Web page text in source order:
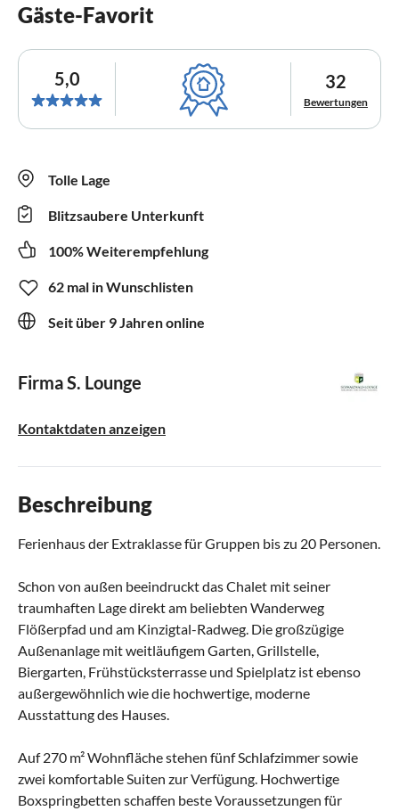
Gäste-Favorit
5,0 32
Bewertungen
Tolle Lage
Blitzsaubere Unterkunft
100% Weiterempfehlung
62 mal in Wunschlisten
Seit über 9 Jahren online
Firma S. Lounge
Kontaktdaten anzeigen
Beschreibung
Ferienhaus der Extraklasse für Gruppen bis zu 20 Personen.
Schon von außen beeindruckt das Chalet mit seiner
traumhaften Lage direkt am beliebten Wanderweg
Flößerpfad und am Kinzigtal-Radweg. Die großzügige
Außenanlage mit weitläufigem Garten, Grillstelle,
Biergarten, Frühstücksterrasse und Spielplatz ist ebenso
außergewöhnlich wie die hochwertige, moderne
Ausstattung des Hauses.
Auf 270 m² Wohnfläche stehen fünf Schlafzimmer sowie
zwei komfortable Suiten zur Verfügung. Hochwertige
Boxspringbetten schaffen beste Voraussetzungen für